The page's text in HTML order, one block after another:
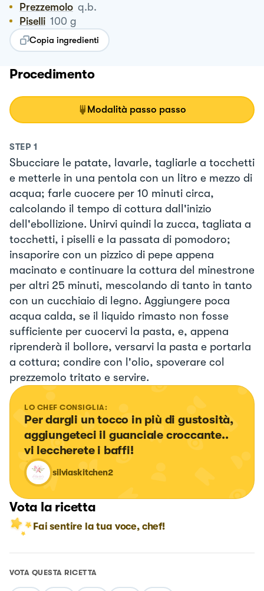
Prezzemolo q.b.
Piselli 100 g
Copia ingredienti
Procedimento
Modalità passo passo
STEP 1
Sbucciare le patate, lavarle, tagliarle a tocchetti
e metterle in una pentola con un litro e mezzo di
acqua; farle cuocere per 10 minuti circa,
calcolando il tempo di cottura dall'inizio
dell'ebollizione. Unirvi quindi la zucca, tagliata a
tocchetti, i piselli e la passata di pomodoro;
insaporire con un pizzico di pepe appena
macinato e continuare la cottura del minestrone
per altri 25 minuti, mescolando di tanto in tanto
con un cucchiaio di legno. Aggiungere poca
acqua calda, se il liquido rimasto non fosse
sufficiente per cuocervi la pasta, e, appena
riprenderà il bollore, versarvi la pasta e portarla
a cottura; condire con l'olio, spoverare col
prezzemolo tritato e servire.
LO CHEF CONSIGLIA:
Per dargli un tocco in più di gustosità,
aggiungeteci il guanciale croccante..
vi leccherete i baffi!
silviaskitchen2
Vota la ricetta
Fai sentire la tua voce, chef!
VOTA QUESTA RICETTA